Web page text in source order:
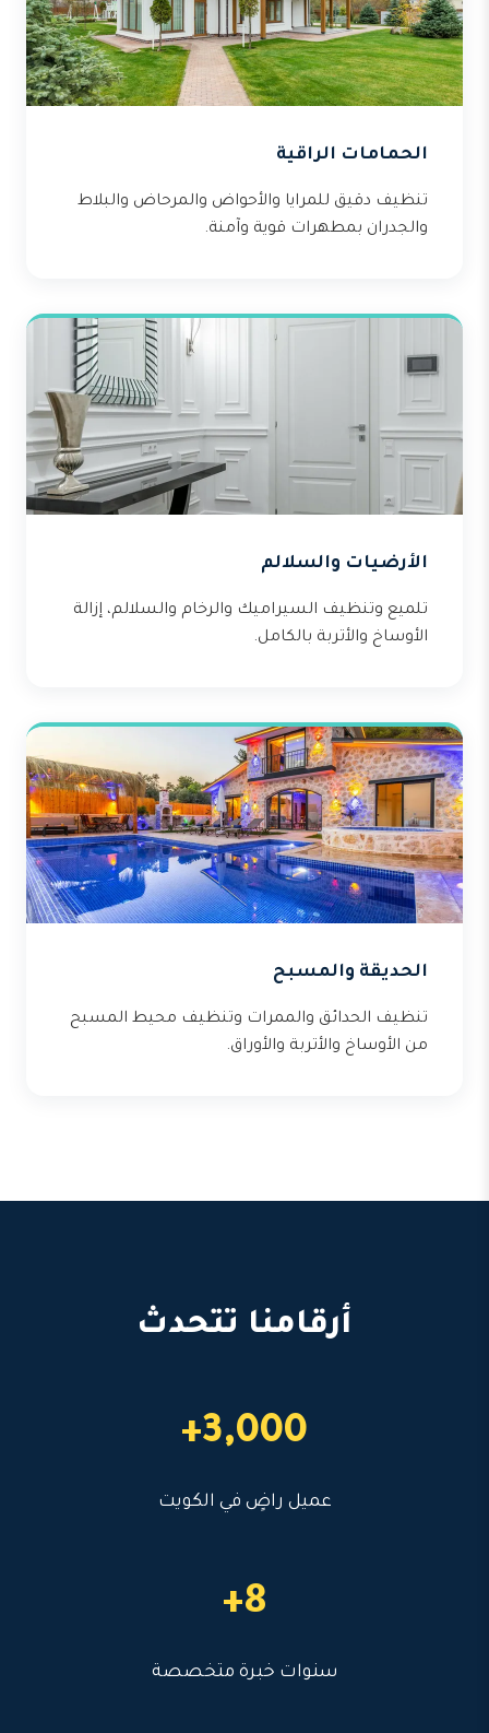
الحمامات الراقية
تنظيف دقيق للمرايا والأحواض والمرحاض والبلاط
والجدران بمطهرات قوية وآمنة.
الأرضيات والسلالم
تلميع وتنظيف السيراميك والرخام والسلالم، إزالة
الأوساخ والأتربة بالكامل.
الحديقة والمسبح
تنظيف الحدائق والممرات وتنظيف محيط المسبح
من الأوساخ والأتربة والأوراق.
أرقامنا تتحدث
3,000+
عميل راضٍ في الكويت
8+
سنوات خبرة متخصصة